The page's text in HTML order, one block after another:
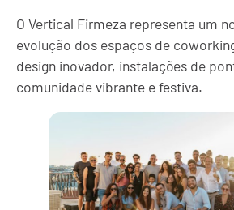
O Vertical Firmeza representa um
evolução dos espaços de
design inovador, instalações de
comunidade vibrante e festiva.